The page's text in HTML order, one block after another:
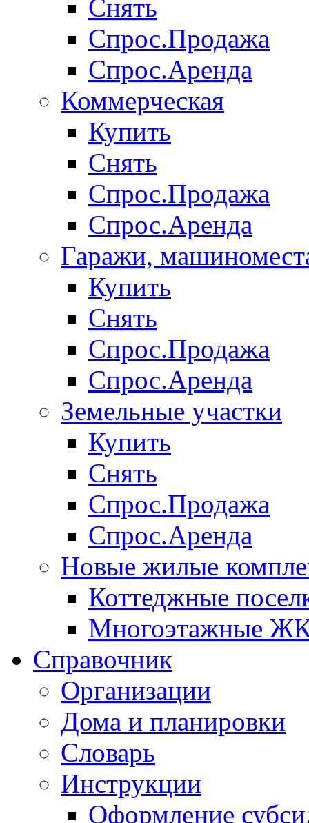
Снять
Спрос.Продажа
Спрос.Аренда
Коммерческая
Купить
Снять
Спрос.Продажа
Спрос.Аренда
Гаражи,
Купить
Снять
Спрос.Продажа
Спрос.Аренда
Земельные участки
Купить
Снять
Спрос.Продажа
Спрос.Аренда
Новые жилые
Коттеджные
Многоэтажные
Справочник
Организации
Дома и планировки
Словарь
Инструкции
Оформление